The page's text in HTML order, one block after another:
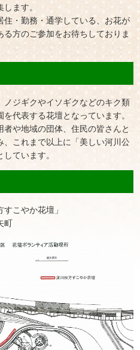
ます。
・勤務・通学している、お花が
方のご参加をお待ちしておりま
ジギクやイソギクなどのキク類
代表する花壇となっています。
や地域の団体、住民の皆さんと
これまで以上に「美しい河川公
ています。
こやか花壇」
町